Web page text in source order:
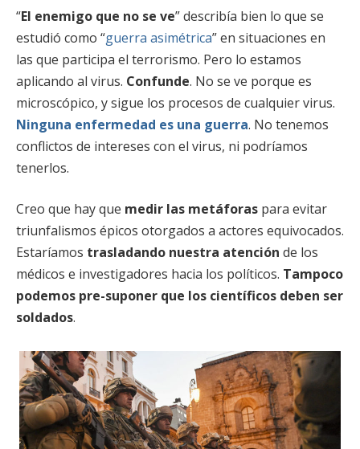
“El enemigo que no se ve” describía bien lo que se
estudió como “guerra asimétrica” en situaciones en
las que participa el terrorismo. Pero lo estamos
aplicando al virus. Confunde. No se ve porque es
microscópico, y sigue los procesos de cualquier virus.
Ninguna enfermedad es una guerra. No tenemos
conflictos de intereses con el virus, ni podríamos
tenerlos.
Creo que hay que medir las metáforas para evitar
triunfalismos épicos otorgados a actores equivocados.
Estaríamos trasladando nuestra atención de los
médicos e investigadores hacia los políticos. Tampoco
podemos pre-suponer que los científicos deben ser
soldados.